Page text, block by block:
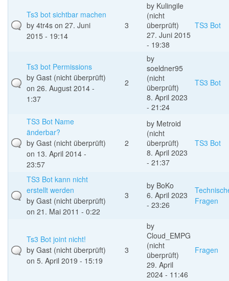
Ts3 bot sichtbar machen
by 4tr4s on 27. Juni
2015 - 19:14
3
by Kulingile
(nicht
überprüft)
27. Juni 2015
- 19:38
TS3 Bot
Ts3 bot Permissions
by Gast (nicht überprüft)
on 26. August 2014 -
1:37
2
by
soeldner95
(nicht
überprüft)
8. April 2023
- 21:24
TS3 Bot
TS3 Bot Name
änderbar?
by Gast (nicht überprüft)
on 13. April 2014 -
23:57
2
by Metroid
(nicht
überprüft)
8. April 2023
- 21:37
TS3 Bot
TS3 Bot kann nicht
erstellt werden
by Gast (nicht überprüft)
on 21. Mai 2011 - 0:22
3
by BoKo
6. April 2023
- 23:26
Fragen
Ts3 Bot joint nicht!
by Gast (nicht überprüft)
on 5. April 2019 - 15:19
3
by
Cloud_EMPG
(nicht
überprüft)
29. April
2024 - 11:46
Fragen